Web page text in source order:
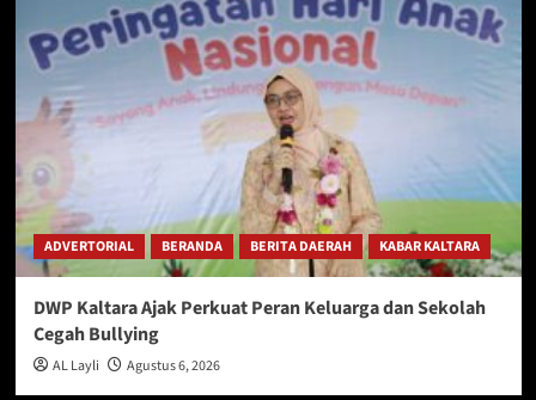
ADVERTORIAL BERANDA BERITA DAERAH KABAR KALTARA
DWP Kaltara Ajak Perkuat Peran Keluarga dan Sekolah
Cegah Bullying
AL Layli Agustus 6, 2026